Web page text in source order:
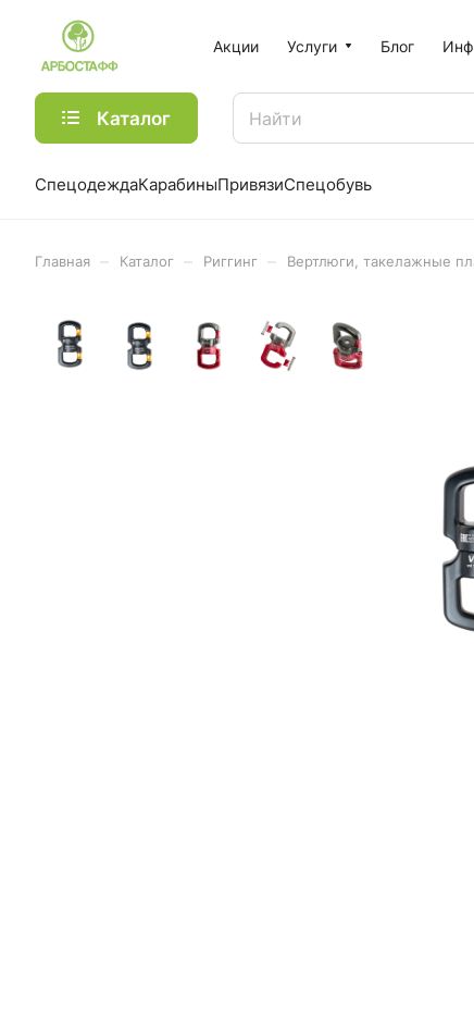
Акции Услуги Блог
Каталог
СпецодеждаКарабиныПривязиСпецобувь
Главная Каталог Риггинг Вертлюги, такелажные